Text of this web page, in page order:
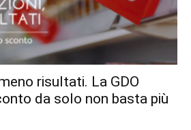
risultati. La GDO
da solo non basta più